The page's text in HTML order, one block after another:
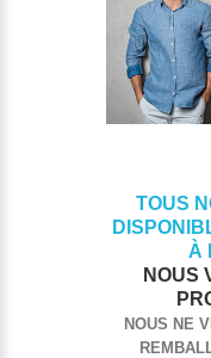
TOUS
À
NOUS
NOUS NE